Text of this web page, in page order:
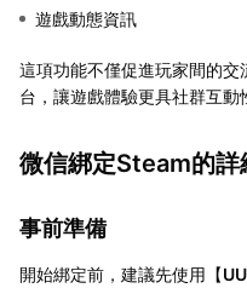
遊戲動態資訊
這項功能不僅促進玩家間的
台，讓遊戲體驗更具社群互動
微信綁定Steam的詳
事前準備
開始綁定前，建議先使用【